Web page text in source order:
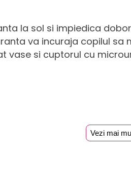
la sol si impiedica
va incuraja copilul sa
vase si cuptorul cu
Vezi mai